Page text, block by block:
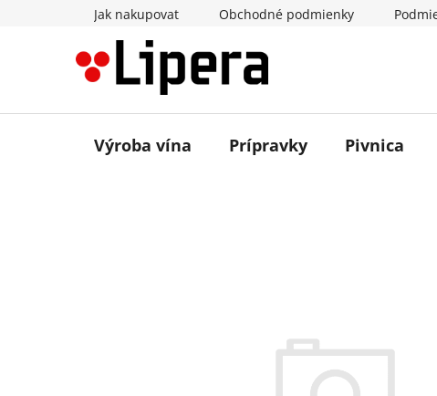
Jak nakupovat Obchodné podmienky
Výroba vína Prípravky Pivnica